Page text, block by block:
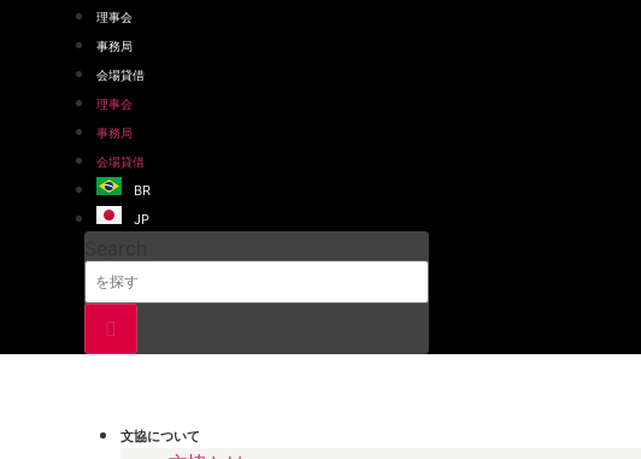
理事会
事務局
会場貸借
理事会
事務局
会場貸借
BR
JP
文協について